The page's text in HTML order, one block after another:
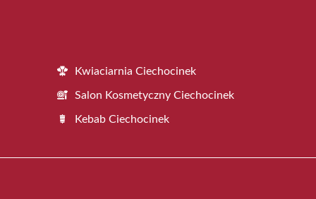
Kwiaciarnia Ciechocinek
Salon Kosmetyczny Ciechocinek
Kebab Ciechocinek